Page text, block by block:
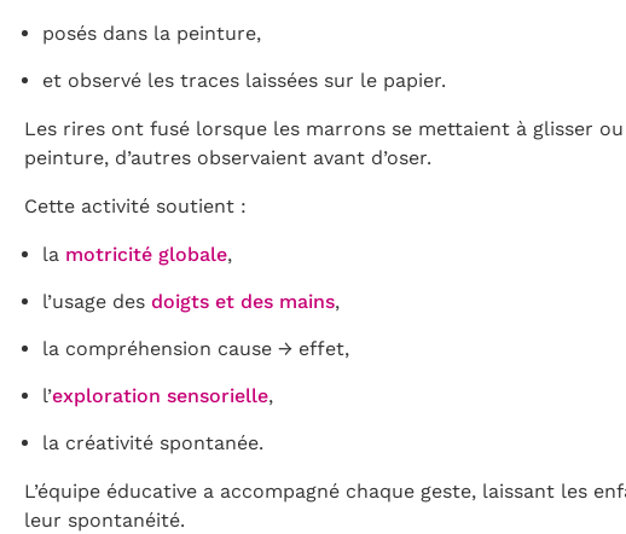
posés dans la peinture,
et observé les traces laissées sur le papier.
Les rires ont fusé lorsque les marrons se mettaient à glisser
peinture, d’autres observaient avant d’oser.
Cette activité soutient :
la motricité globale,
l’usage des doigts et des mains,
la compréhension cause → effet,
l’exploration sensorielle,
la créativité spontanée.
L’équipe éducative a accompagné chaque geste, laissant les
leur spontanéité.